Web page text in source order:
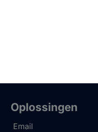
Oplossingen
Email